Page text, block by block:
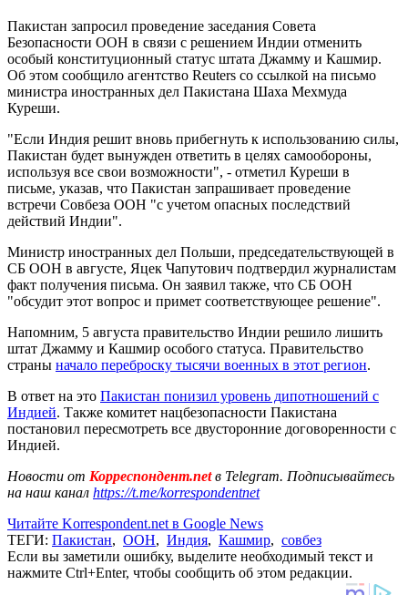
Пакистан запросил проведение заседания Совета
Безопасности ООН в связи с решением Индии отменить
особый конституционный статус штата Джамму и Кашмир.
Об этом сообщило агентство Reuters со ссылкой на письмо
министра иностранных дел Пакистана Шаха Мехмуда
Куреши.
"Если Индия решит вновь прибегнуть к использованию силы,
Пакистан будет вынужден ответить в целях самообороны,
используя все свои возможности", - отметил Куреши в
письме, указав, что Пакистан запрашивает проведение
встречи Совбеза ООН "с учетом опасных последствий
действий Индии".
Министр иностранных дел Польши, председательствующей в
СБ ООН в августе, Яцек Чапутович подтвердил журналистам
факт получения письма. Он заявил также, что СБ ООН
"обсудит этот вопрос и примет соответствующее решение".
Напомним, 5 августа правительство Индии решило лишить
штат Джамму и Кашмир особого статуса. Правительство
страны начало переброску тысячи военных в этот регион.
В ответ на это Пакистан понизил уровень дипотношений с
Индией. Также комитет нацбезопасности Пакистана
постановил пересмотреть все двусторонние договоренности с
Индией.
Новости от Корреспондент.netв Telegram. Подписывайтесь
на наш канал https://t.me/korrespondentnet
Читайте Korrespondent.net в Google News
ТЕГИ: Пакистан, ООН, Индия, Кашмир, совбез
Если вы заметили ошибку, выделите необходимый текст и
нажмите Ctrl+Enter, чтобы сообщить об этом редакции.